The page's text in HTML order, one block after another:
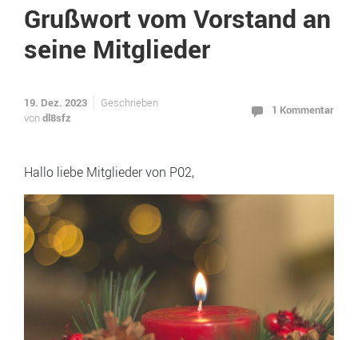
Grußwort vom Vorstand an
seine Mitglieder
19. Dez. 2023
Geschrieben
vondl8sfz
1 Kommentar
Hallo liebe Mitglieder von P02,